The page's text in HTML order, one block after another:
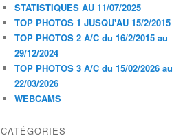
STATISTIQUES AU 11/07/2025
TOP PHOTOS 1 JUSQU'AU 15/2/2015
TOP PHOTOS 2 A/C du 16/2/2015 au
29/12/2024
TOP PHOTOS 3 A/C du 15/02/2026 au
22/03/2026
WEBCAMS
CATÉGORIES